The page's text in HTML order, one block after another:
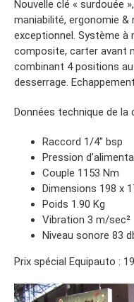
Nouvelle clé « surdouée
maniabilité, ergonomie
exceptionnel. Système
composite, carter avant
combinant 4 positions
desserrage.
Données technique de la
Raccord 1/4″ bsp
Pression
Couple 1153 Nm
Dimensions 198 x
Poids 1.90 Kg
Vibration 3 m/sec²
Niveau sonore 83
Prix spécial Equipauto :